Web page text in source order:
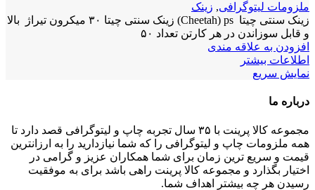
ملزومات لیتوگرافی, زینک
زینک سنتی چیتا Cheetah) ps) زینک سنتی چیتا ۳۰ میکرون تیراژ بالا
و قابل سوزاندن در هر کارتن تعداد ۵۰
افزودن به علاقه مندی
اطلاعات بیشتر
نمایش سریع
درباره ما
مجموعه کالا پرینت با ۳۵ سال تجربه چاپ و لیتوگرافی قصد دارد تا
همه ملزومات چاپ و لیتوگرافی را که شما نیازدارید را به ارزانترین
قیمت و سریع ترین زمان برای شما همکاران عزیز و گرامی در
اختیار بگذارد و مجموعه کالا پرینت راهی باشد برای به موفقیت
رسیدن هر چه بیشتر اهداف شما.